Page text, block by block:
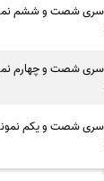
سری شصت و ششم
سری شصت و چهارم
سری شصت و یکم